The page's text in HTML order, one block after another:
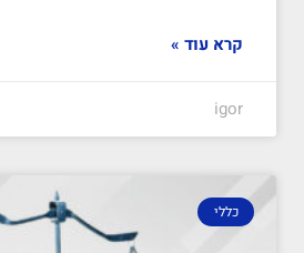
קרא עוד »
igor
כללי